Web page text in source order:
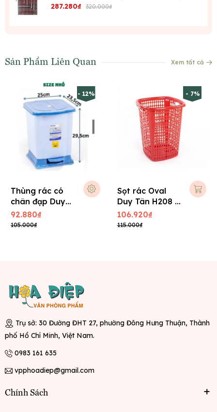
287.280₫ 320.000₫
Sản Phẩm Liên Quan Xem tất cả
- 12%
Thùng rác có
chân đạp Duy
Tân
92.880₫
105.000₫
- 7%
Sọt rác Oval
Duy Tân H208 -
Cồ
106.920₫
115.000₫
Trụ sở: 30 Đường ĐHT 27, phường Đông Hưng Thuận, Thành
phố Hồ Chí Minh, Việt Nam.
0983 161 635
vpphoadiep@gmail.com
Chính Sách